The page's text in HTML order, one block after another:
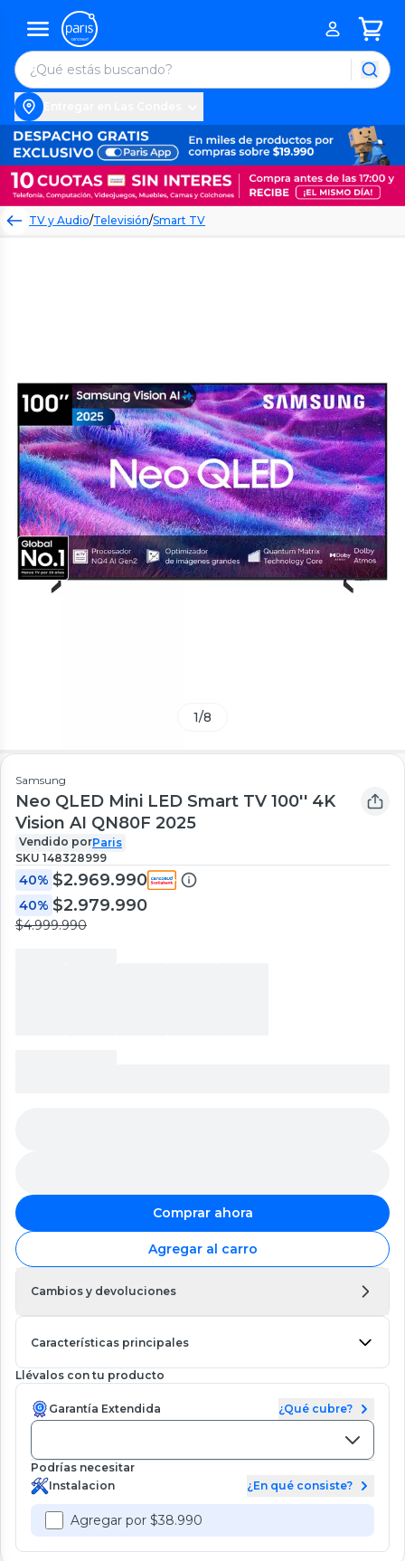
TV y Audio/Televisión/Smart TV
1/8
Samsung
Neo QLED Mini LED Smart TV 100'' 4K
Vision AI QN80F 2025
Vendido porParis
SKU 148328999
40% $2.969.990
40% $2.979.990
$4.999.990
Comprar ahora
Agregar al carro
Cambios y devoluciones
Características principales
Llévalos con tu producto
Garantía Extendida ¿Qué cubre?
Podrías necesitar
Instalacion
¿En qué consiste?
Agregar por $38.990